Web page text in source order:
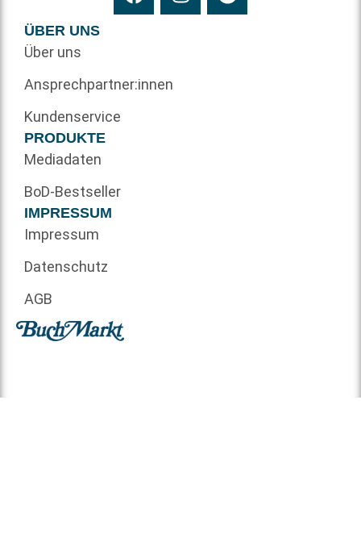
ÜBER UNS
Über uns
Ansprechpartner:innen
Kundenservice
PRODUKTE
Mediadaten
BoD-Bestseller
IMPRESSUM
Impressum
Datenschutz
AGB